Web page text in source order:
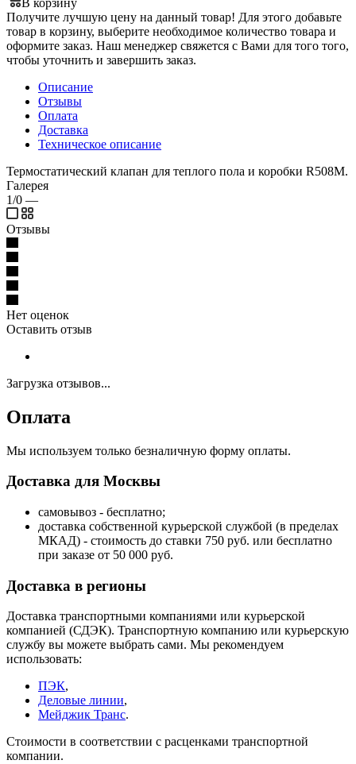
Получите лучшую цену на данный товар! Для этого добавьте
товар в корзину, выберите необходимое количество товара и
оформите заказ. Наш менеджер свяжется с Вами для того того,
чтобы уточнить и завершить заказ.
Описание
Отзывы
Оплата
Доставка
Техническое описание
Термостатический клапан для теплого пола и коробки R508M.
Галерея
1/0 —
Отзывы
Нет оценок
Оставить отзыв
Загрузка отзывов...
Оплата
Мы используем только безналичную форму оплаты.
Доставка для Москвы
самовывоз - бесплатно;
доставка собственной курьерской службой (в пределах
МКАД) - стоимость до ставки 750 руб. или бесплатно
при заказе от 50 000 руб.
Доставка в регионы
Доставка транспортными компаниями или курьерской
компанией (СДЭК). Транспортную компанию или курьерскую
службу вы можете выбрать сами. Мы рекомендуем
использовать:
ПЭК,
Деловые линии,
Мейджик Транс.
Стоимости в соответствии с расценками транспортной
компании.